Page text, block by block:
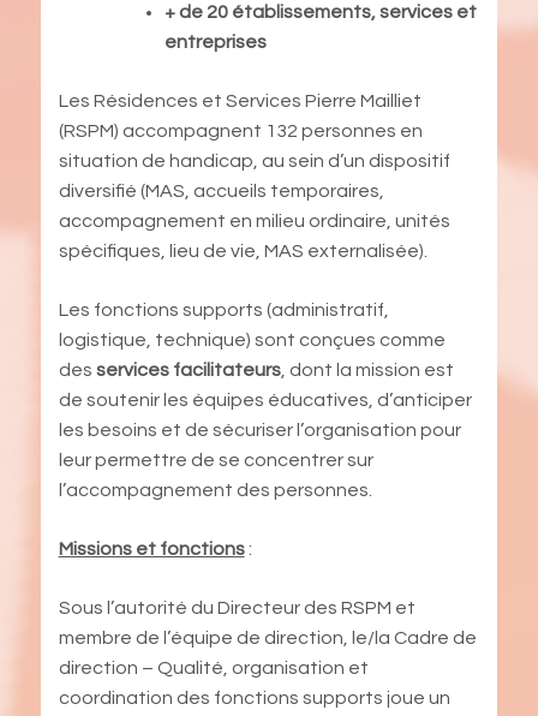
+ de 20 établissements, services et
entreprises
Les Résidences et Services Pierre Mailliet
(RSPM) accompagnent 132 personnes en
situation de handicap, au sein d’un dispositif
diversifié (MAS, accueils temporaires,
accompagnement en milieu ordinaire, unités
spécifiques, lieu de vie, MAS externalisée).
Les fonctions supports (administratif,
logistique, technique) sont conçues comme
des services facilitateurs, dont la mission est
de soutenir les équipes éducatives, d’anticiper
les besoins et de sécuriser l’organisation pour
leur permettre de se concentrer sur
l’accompagnement des personnes.
Missions et fonctions:
Sous l’autorité du Directeur des RSPM et
membre de l’équipe de direction, le/la Cadre de
direction – Qualité, organisation et
coordination des fonctions supports joue un